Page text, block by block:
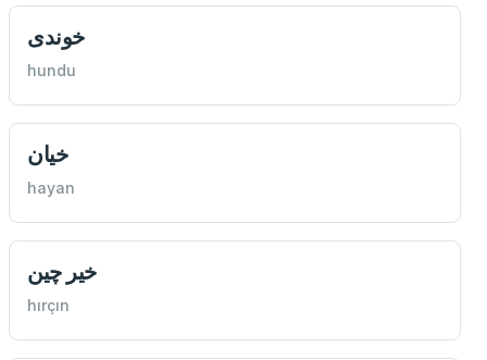
خوندی
hundu
خيان
hayan
خير چين
hırçın